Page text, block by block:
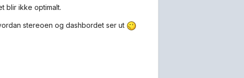
blir ikke optimalt.
stereoen og dashbordet ser ut